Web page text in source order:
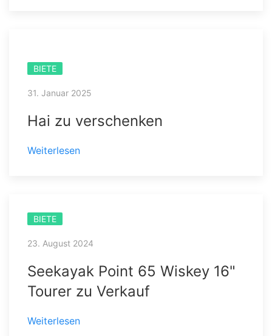
BIETE
31. Januar 2025
Hai zu verschenken
Weiterlesen
BIETE
23. August 2024
Seekayak Point 65 Wiskey 16"
Tourer zu Verkauf
Weiterlesen